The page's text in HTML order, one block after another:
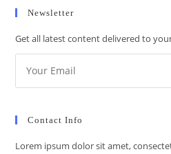
Newsletter
Get all latest content delivered to
Contact Info
Lorem ipsum dolor sit amet,